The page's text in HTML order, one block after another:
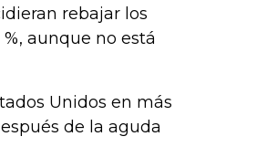
rebajar los
aunque no está
Unidos en más
de la aguda